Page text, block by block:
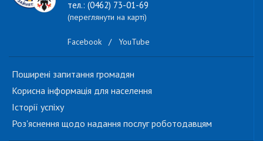
тел.: (0462) 73-01-69
(переглянути на карті)
Facebook / YouTube
Поширені запитання громадян
Корисна інформація для населення
Історії успіху
Роз'яснення щодо надання послуг роботодавцям